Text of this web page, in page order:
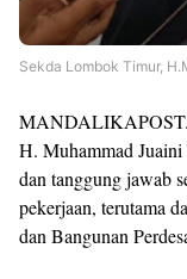
Sekda Lombok Timur,
H. Muhammad
dan tanggung jawab
pekerjaan, terutama
dan Bangunan